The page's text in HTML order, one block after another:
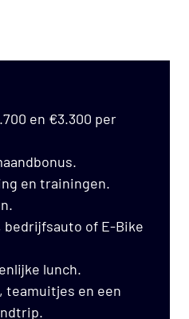
en €3.300 per
en trainingen.
bedrijfsauto of E-Bike
lunch.
en een